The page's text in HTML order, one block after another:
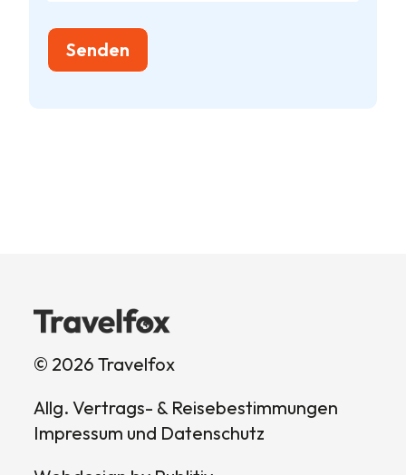
© 2026 Travelfox
Allg. Vertrags- & Reisebestimmungen
Impressum und Datenschutz